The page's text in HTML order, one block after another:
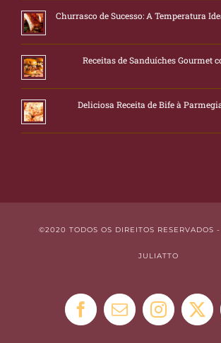
Churrasco de Sucesso: A Temperatura
Receitas de Sanduíches Gourmet
Deliciosa Receita de Bife à
©2020 TODOS OS DIREITOS RESERVADOS
JULIATTO
Facebook
E-
X